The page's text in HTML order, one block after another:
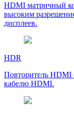
HDMI матричный
высоким
дисплеев.
HDR
Повторитель HDMI
кабелю HDMI.